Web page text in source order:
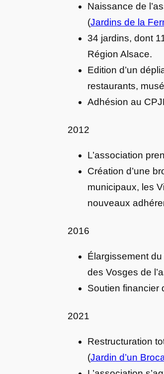
Naissance de
(Jardins de la
34 jardins, dont
Région Alsace.
Edition d’un
restaurants,
Adhésion au
2012
L’association
Création d’une
municipaux, les
nouveaux
2016
Élargissement du
des Vosges de
Soutien financier
2021
Restructuration
(Jardin d’un